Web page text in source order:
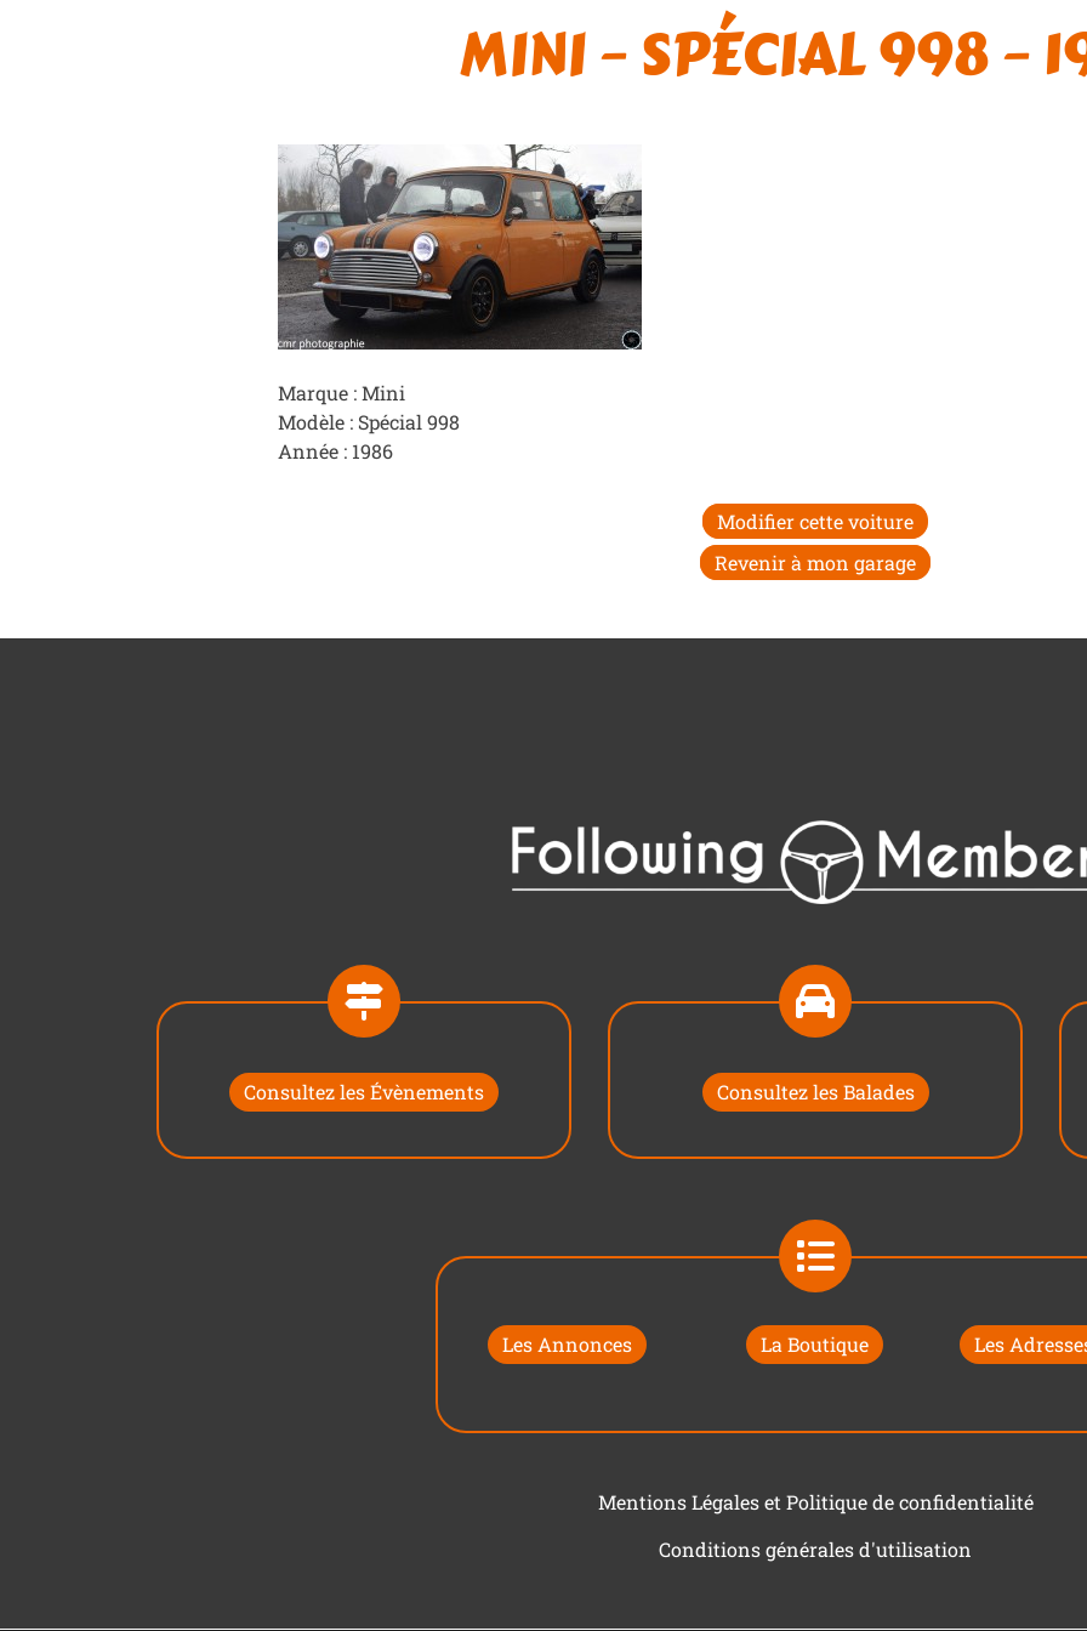
MINI – SPÉCIAL 998 –
Marque : Mini
Modèle : Spécial 998
Année : 1986
Modifier cette voiture
Revenir à mon garage
Consultez les Évènements Consultez les Balades
Les Annonces La Boutique Les
Mentions Légales et Politique de confidentialité
Conditions générales d'utilisation